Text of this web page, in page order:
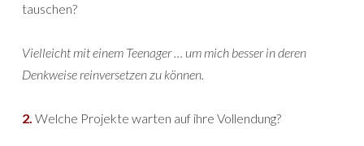
tauschen?
Vielleicht mit einem Teenager … um mich besser in deren
Denkweise reinversetzen zu können.
2. Welche Projekte warten auf ihre Vollendung?